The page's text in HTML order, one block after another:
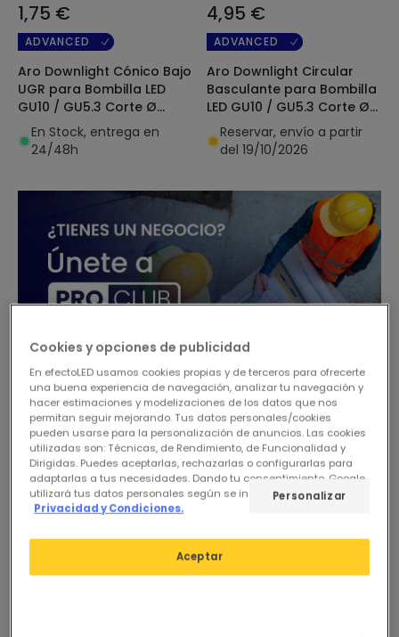
1,75 €
ADVANCED
Aro Downlight Cónico Bajo
UGR para Bombilla LED
GU10 / GU5.3 Corte Ø
75mm
En Stock, entrega en
24/48h
4,95 €
ADVANCED
Aro Downlight Circular
Basculante para Bombilla
LED GU10 / GU5.3 Corte Ø
75 mm
Reservar, envío a partir
del 19/10/2026
-26%
Cookies y opciones de publicidad
En efectoLED usamos cookies propias y de terceros para ofrecerte
una buena experiencia de navegación, analizar tu navegación y
hacer estimaciones y modelizaciones de los datos que nos
permitan seguir mejorando. Tus datos personales/cookies
pueden usarse para la personalización de anuncios. Las cookies
utilizadas son: Técnicas, de Rendimiento, de Funcionalidad y
Dirigidas. Puedes aceptarlas, rechazarlas o configurarlas para
adaptarlas a tus necesidades. Dando tu consentimiento, Google
utilizará tus datos personales según se indica en su sitio de
Privacidad y Condiciones.
Aceptar
Personalizar